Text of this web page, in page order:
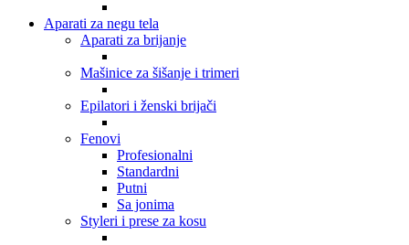
Aparati za negu tela
Aparati za brijanje
Mašinice za šišanje i trimeri
Epilatori i ženski brijači
Fenovi
Profesionalni
Standardni
Putni
Sa jonima
Styleri i prese za kosu